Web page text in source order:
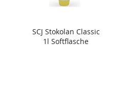
SCJ Stokolan Classic
1l Softflasche